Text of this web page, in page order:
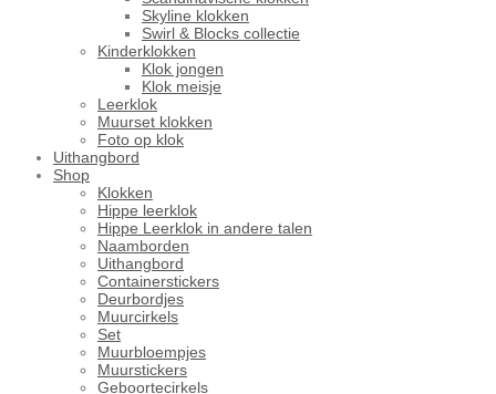
Skyline klokken
Swirl & Blocks collectie
Kinderklokken
Klok jongen
Klok meisje
Leerklok
Muurset klokken
Foto op klok
Uithangbord
Shop
Klokken
Hippe leerklok
Hippe Leerklok in andere talen
Naamborden
Uithangbord
Containerstickers
Deurbordjes
Muurcirkels
Set
Muurbloempjes
Muurstickers
Geboortecirkels